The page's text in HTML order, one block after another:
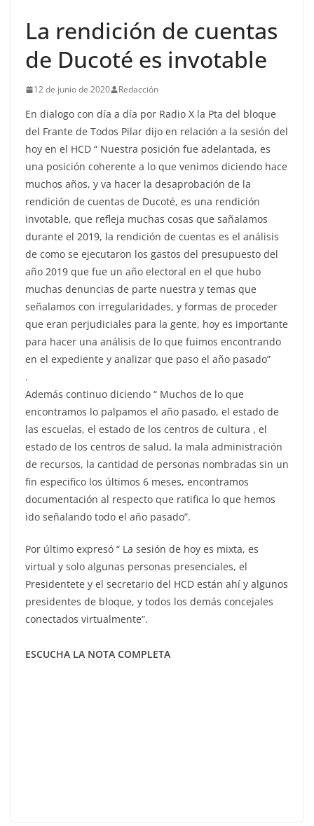
La rendición de cuentas
de Ducoté es invotable
12 de junio de 2020 Redacción
En dialogo con día a día por Radio X la Pta del bloque
del Frante de Todos Pilar dijo en relación a la sesión del
hoy en el HCD “ Nuestra posición fue adelantada, es
una posición coherente a lo que venimos diciendo hace
muchos años, y va hacer la desaprobación de la
rendición de cuentas de Ducoté, es una rendición
invotable, que refleja muchas cosas que sañalamos
durante el 2019, la rendición de cuentas es el análisis
de como se ejecutaron los gastos del presupuesto del
año 2019 que fue un año electoral en el que hubo
muchas denuncias de parte nuestra y temas que
señalamos con irregularidades, y formas de proceder
que eran perjudiciales para la gente, hoy es importante
para hacer una análisis de lo que fuimos encontrando
en el expediente y analizar que paso el año pasado”
.
Además continuo diciendo “ Muchos de lo que
encontramos lo palpamos el año pasado, el estado de
las escuelas, el estado de los centros de cultura , el
estado de los centros de salud, la mala administración
de recursos, la cantidad de personas nombradas sin un
fin especifico los últimos 6 meses, encontramos
documentación al respecto que ratifica lo que hemos
ido señalando todo el año pasado”.
Por último expresó “ La sesión de hoy es mixta, es
virtual y solo algunas personas presenciales, el
Presidentete y el secretario del HCD están ahí y algunos
presidentes de bloque, y todos los demás concejales
conectados virtualmente”.
ESCUCHA LA NOTA COMPLETA